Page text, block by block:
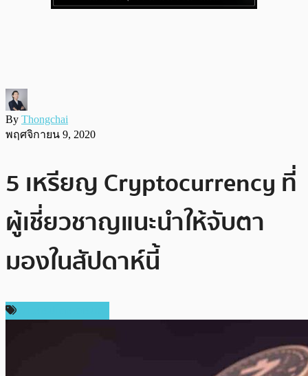
By Thongchai
พฤศจิกายน 9, 2020
5 เหรียญ Cryptocurrency ที่
ผู้เชี่ยวชาญแนะนำให้จับตา
มองในสัปดาห์นี้